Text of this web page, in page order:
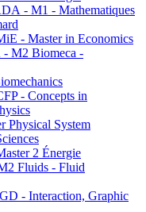
- M1 - Mathematiques
- Master in Economics
M2 Biomeca -
- Concepts in
Physical System
2 Énergie
Fluids - Fluid
- Interaction, Graphic